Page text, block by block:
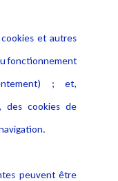
et autres
fonctionnement
; et,
des cookies de
peuvent être